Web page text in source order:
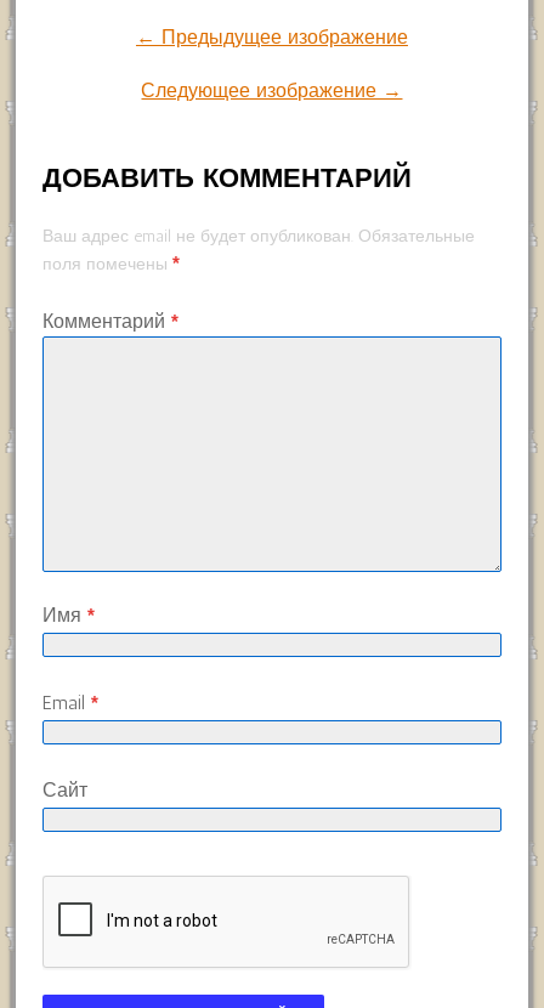
← Предыдущее изображение
Следующее изображение →
ДОБАВИТЬ КОММЕНТАРИЙ
Ваш адрес email не будет опубликован. Обязательные
поля помечены *
Комментарий *
Имя *
Email *
Сайт